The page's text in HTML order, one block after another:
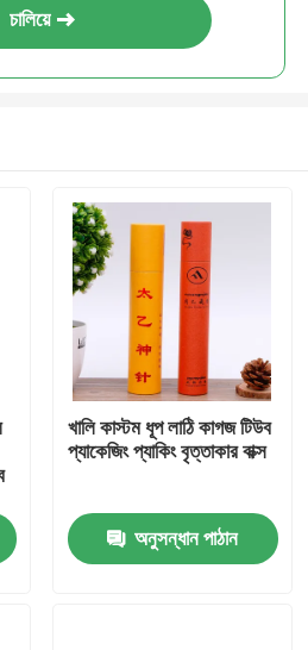
চালিয়ে
খালি কাস্টম ধূপ লাঠি কাগজ টিউব
প্যাকেজিং প্যাকিং বৃত্তাকার বাক্স
অনুসন্ধান পাঠান